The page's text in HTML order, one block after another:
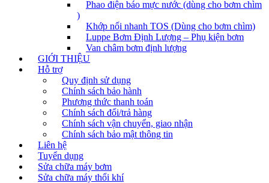
Phao điện báo mực nước (dùng cho bơm chìm
)
Khớp nối nhanh TOS (Dùng cho bơm chìm)
Luppe Bơm Định Lượng – Phụ kiện bơm
Van châm bơm định lượng
GIỚI THIỆU
Hỗ trợ
Quy định sử dụng
Chính sách bảo hành
Phương thức thanh toán
Chính sách đổi/trả hàng
Chính sách vận chuyển, giao nhận
Chính sách bảo mật thông tin
Liên hệ
Tuyển dụng
Sửa chữa máy bơm
Sửa chữa máy thổi khí